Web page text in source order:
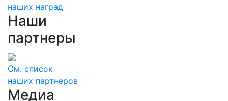
наших наград
Наши
партнеры
См. список
наших партнеров
Медиа